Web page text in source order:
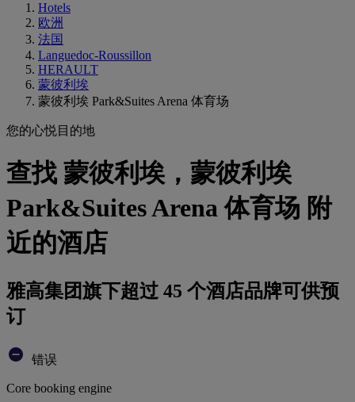
Hotels
欧洲
法国
Languedoc-Roussillon
HERAULT
蒙彼利埃
蒙彼利埃 Park&Suites Arena 体育场
您的心悦目的地
查找 蒙彼利埃，蒙彼利埃
Park&Suites Arena 体育场 附
近的酒店
雅高集团旗下超过 45 个酒店品牌可供预
订
错误
Core booking engine